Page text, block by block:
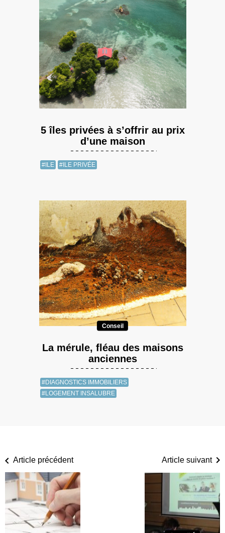
5 îles privées à s’offrir au prix
d’une maison
#ILE #ILE PRIVÉE
Conseil
La mérule, fléau des maisons
anciennes
#DIAGNOSTICS IMMOBILIERS
#LOGEMENT INSALUBRE
Article précédent Article suivant